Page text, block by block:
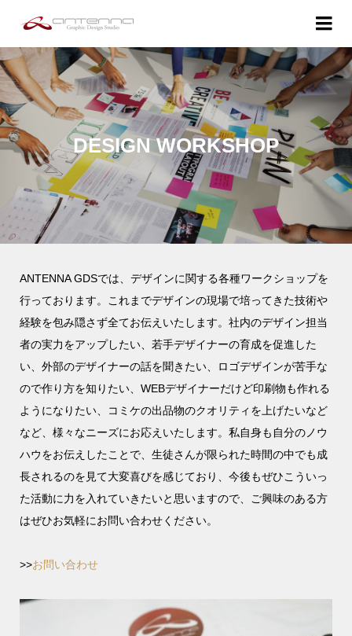
DESIGN WORKSHOP
ANTENNA GDSでは、デザインに関する各種ワークショップを
行っております。これまでデザインの現場で培ってきた技術や
経験を包み隠さず全てお伝えいたします。社内のデザイン担当
者の実力をアップしたい、若手デザイナーの育成を促進した
い、外部のデザイナーの話を聞きたい、ロゴデザインが苦手な
ので作り方を知りたい、WEBデザイナーだけど印刷物も作れる
ようになりたい、コミケの出品物のクオリティを上げたいなど
など、様々なニーズにお応えいたします。私自身も自分のノウ
ハウをお伝えしたことで、生徒さんが限られた時間の中でも成
長されるのを見て大変喜びを感じており、今後もぜひこういっ
た活動に力を入れていきたいと思いますので、ご興味のある方
はぜひお気軽にお問い合わせください。
>>お問い合わせ